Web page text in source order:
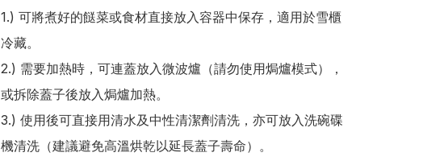
1.) 可將煮好的餸菜或食材直接放入容器中保存，適用於雪櫃
冷藏。
2.) 需要加熱時，可連蓋放入微波爐（請勿使用焗爐模式），
或拆除蓋子後放入焗爐加熱。
3.) 使用後可直接用清水及中性清潔劑清洗，亦可放入洗碗碟
機清洗（建議避免高溫烘乾以延長蓋子壽命）。